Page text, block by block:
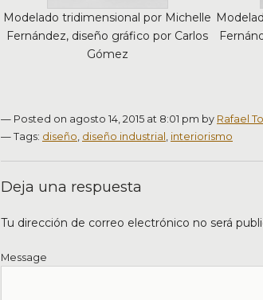
Modelado tridimensional por Michelle
Fernández, diseño gráfico por Carlos
Gómez
— Posted on agosto 14, 2015 at 8:01 pm by Rafael
— Tags: diseño diseño industrial interiorismo
Deja una respuesta
Tu dirección de correo electrónico no será
Message